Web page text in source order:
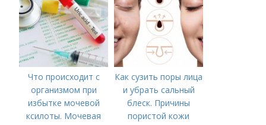
Что происходит с
организмом при
избытке мочевой
ксилоты. Мочевая
Как сузить поры лица
и убрать сальный
блеск. Причины
пористой кожи